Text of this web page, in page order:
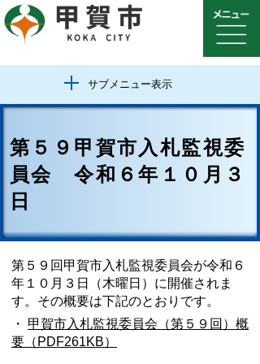
サブメニュー表示
第５９甲賀市入札監視委
員会 令和６年１０月３
日
第５９回甲賀市入札監視委員会が令和６
年１０月３日（木曜日）に開催されま
す。その概要は下記のとおりです。
・
甲賀市入札監視委員会（第５９回）概
要（PDF261KB）